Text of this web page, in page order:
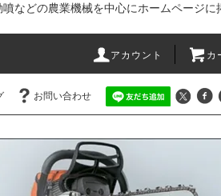
などの農業機械を中心にホームページ
アカウント カ
お問い合わせ